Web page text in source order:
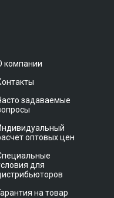
компании
задаваемые
оптовых цен
для
на товар